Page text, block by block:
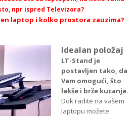
npr ispred Televizora?
laptop i kolko prostora zauzima?
Idealan položaj
LT-Stand je
postavljen tako, da
Vam omogući, što
lakše i brže kucanje.
Dok radite na vašem
laptopu možete